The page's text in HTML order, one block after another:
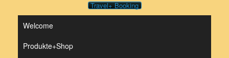
Travel+ Booking
Welcome
Produkte+Shop